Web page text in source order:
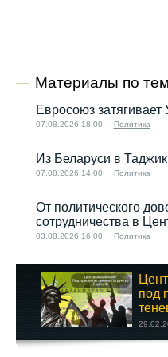
Материалы по
Евросоюз
07.08.2026 18:00 Политика
Из Беларуси в
07.08.2026 14:00 Политика
От политического
сотрудничества в
03.08.2026 16:00 Политика
под